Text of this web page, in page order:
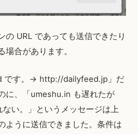
の URL であっても送信できたり
場合があります。
です。→ http://dailyfeed.jp」だ
に、「umeshu.in も遅れたが
い。」というメッセージは上
ように送信できました。条件は